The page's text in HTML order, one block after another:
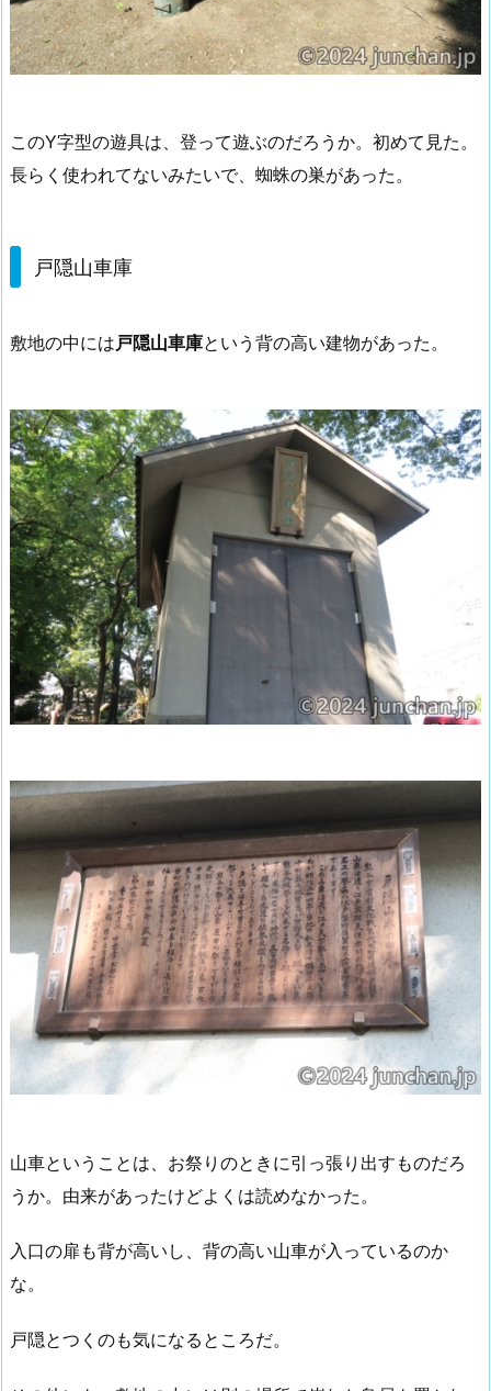
このY字型の遊具は、登って遊ぶのだろうか。初めて見た。
長らく使われてないみたいで、蜘蛛の巣があった。
戸隠山車庫
敷地の中には 戸隠山車庫という背の高い建物があった。
山車ということは、お祭りのときに引っ張り出すものだろ
うか。由来があったけどよくは読めなかった。
入口の扉も背が高いし、背の高い山車が入っているのか
な。
戸隠とつくのも気になるところだ。